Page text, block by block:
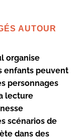
AUTOUR
organise
enfants peuvent
personnages
lecture
scénarios de
dans des